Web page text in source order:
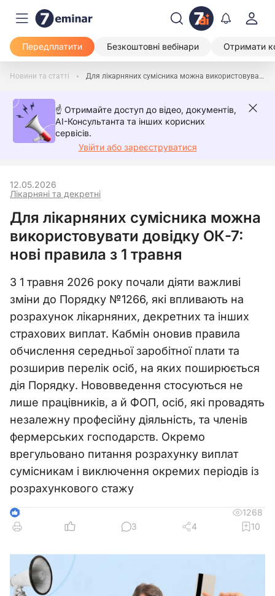
Передплатити Безкоштовні вебінари Отримати
Новини та статті Для лікарняних сумісника можна використовувати довідку ОК-7: нові правила з 1 травня
☝️ Отримайте доступ до відео, документів,
AI-Консультанта та інших корисних
сервісів.
Увійти або зареєструватися
Лікарняні та декретні
12.05.2026
Для лікарняних сумісника можна
використовувати довідку ОК-7:
нові правила з 1 травня
З 1 травня 2026 року почали діяти важливі
зміни до Порядку №1266, які впливають на
розрахунок лікарняних, декретних та інших
страхових виплат. Кабмін оновив правила
обчислення середньої заробітної плати та
розширив перелік осіб, на яких поширюється
дія Порядку. Нововведення стосуються не
лише працівників, а й ФОП, осіб, які провадять
незалежну професійну діяльність, та членів
фермерських господарств. Окремо
врегульовано питання розрахунку виплат
сумісникам і виключення окремих періодів із
розрахункового стажу
3
1268
3
4 10